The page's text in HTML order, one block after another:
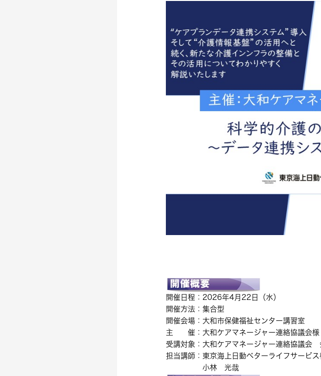
開催日程：2026年4月22日（水）
開催方法：集合型
開催会場： 大和市保健福祉センター講習室
主 催： 大和ケアマネージャー連絡協議会様
受講対象： 大和ケアマネージャー連絡協議会
担当講師：東京海上日動ベターライフサービス
小林 光哉